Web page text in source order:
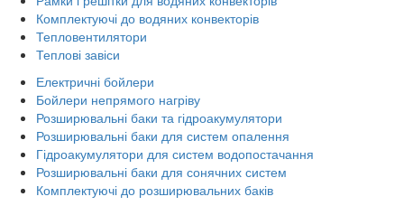
Комплектуючі до водяних конвекторів
Тепловентилятори
Теплові завіси
Електричні бойлери
Бойлери непрямого нагріву
Розширювальні баки та гідроакумулятори
Розширювальні баки для систем опалення
Гідроакумулятори для систем водопостачання
Розширювальні баки для сонячних систем
Комплектуючі до розширювальних баків